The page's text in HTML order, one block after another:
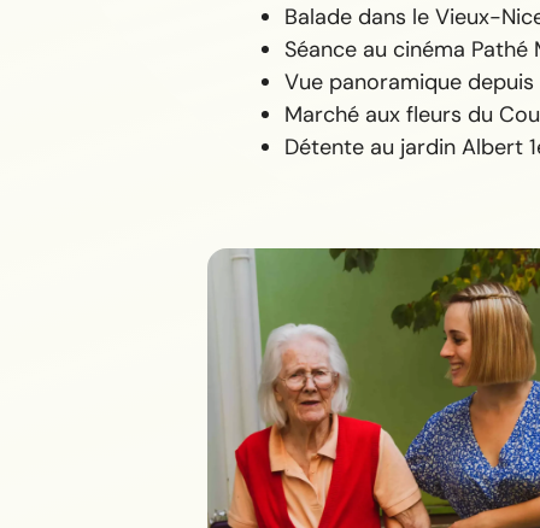
Balade dans le Vieux-
Séance au cinéma Pathé
Vue panoramique
Marché aux fleurs du
Détente au jardin Albert